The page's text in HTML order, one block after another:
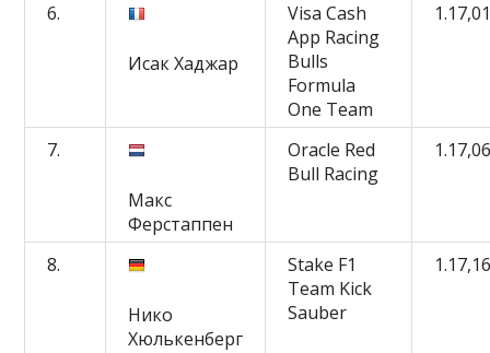
6.
Исак Хаджар
Visa Cash
App Racing
Bulls
Formula
One Team
7.
Макс
Ферстаппен
Oracle Red
Bull Racing
8.
Нико
Хюлькенберг
Stake F1
Team Kick
Sauber